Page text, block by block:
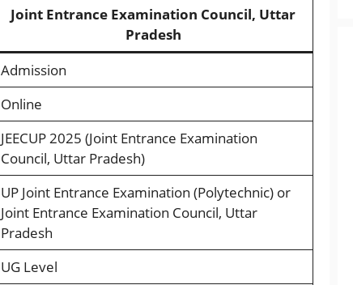
Joint Entrance Examination Council, Uttar
Pradesh
Admission
Online
JEECUP 2025 (Joint Entrance Examination
Council, Uttar Pradesh)
UP Joint Entrance Examination (Polytechnic) or
Joint Entrance Examination Council, Uttar
Pradesh
UG Level